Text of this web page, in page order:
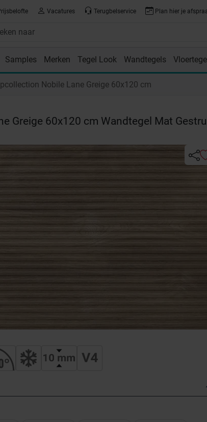
Vacatures Terugbelservice Plan hier je
Samples Merken Tegel Look Wandtegels
Nobile Lane Greige 60x120 cm
Greige 60x120 cm Wandtegel Mat